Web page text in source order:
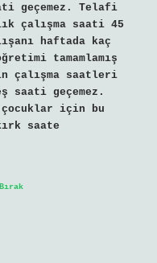
geçemez. Telafi
çalışma saati 45
haftada kaç
tamamlamış
çalışma saatleri
saati geçemez.
çocuklar için bu
saate